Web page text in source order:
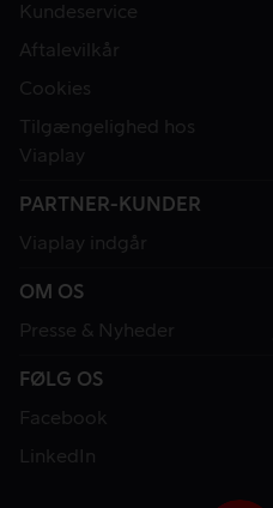
Kundeservice
Aftalevilkår
Cookies
Tilgængelighed hos
Viaplay
PARTNER-KUNDER
Viaplay indgår
OM OS
Presse & Nyheder
FØLG OS
Facebook
LinkedIn